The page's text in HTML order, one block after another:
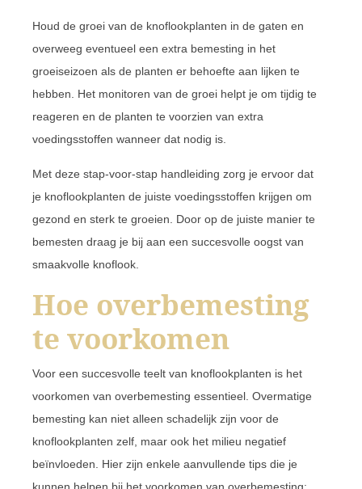
Houd de groei van de knoflookplanten in de gaten en
overweeg eventueel een extra bemesting in het
groeiseizoen als de planten er behoefte aan lijken te
hebben. Het monitoren van de groei helpt je om tijdig te
reageren en de planten te voorzien van extra
voedingsstoffen wanneer dat nodig is.
Met deze stap-voor-stap handleiding zorg je ervoor dat
je knoflookplanten de juiste voedingsstoffen krijgen om
gezond en sterk te groeien. Door op de juiste manier te
bemesten draag je bij aan een succesvolle oogst van
smaakvolle knoflook.
Hoe overbemesting
te voorkomen
Voor een succesvolle teelt van knoflookplanten is het
voorkomen van overbemesting essentieel. Overmatige
bemesting kan niet alleen schadelijk zijn voor de
knoflookplanten zelf, maar ook het milieu negatief
beïnvloeden. Hier zijn enkele aanvullende tips die je
kunnen helpen bij het voorkomen van overbemesting: